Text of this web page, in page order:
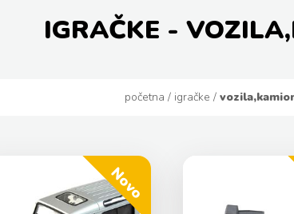
IGRAČKE -
početna / igračke /
Novo